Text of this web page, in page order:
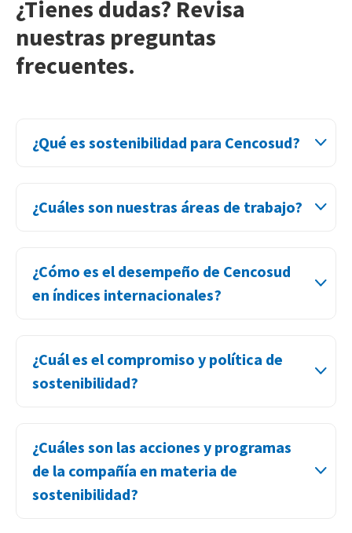
¿Tienes dudas? Revisa
nuestras preguntas
frecuentes.
¿Qué es sostenibilidad para Cencosud?
¿Cuáles son nuestras áreas de trabajo?
¿Cómo es el desempeño de Cencosud
en índices internacionales?
¿Cuál es el compromiso y política de
sostenibilidad?
¿Cuáles son las acciones y programas
de la compañía en materia de
sostenibilidad?